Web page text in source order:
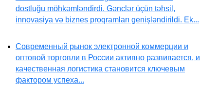
dostluğu möhkəmləndirdi. Gənclər üçün təhsil,
innovasiya və biznes proqramları genişləndirildi. Ek...
Современный рынок электронной коммерции и
оптовой торговли в России активно развивается, и
качественная логистика становится ключевым
фактором успеха...